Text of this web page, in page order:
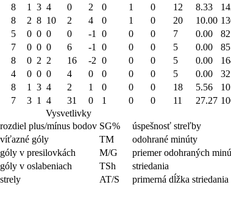
8 1 3 4 0 2 0 1 0 12 8.33
8 2 8 10 2 4 0 1 0 20 10.00
5 0 0 0 0 -1 0 0 0 7 0.00
7 0 0 0 6 -1 0 0 0 5 0.00
8 0 2 2 16 -2 0 0 0 5 0.00
4 0 0 0 4 0 0 0 0 5 0.00
8 1 3 4 2 1 0 0 0 18 5.56
7 3 1 4 31 0 1 0 0 11 27.27
Vysvetlivky
rozdiel plus/mínus bodov SG%
úspešnosť streľby
víťazné góly TM
odohrané minúty
góly v presilovkách M/G
priemer odohraných
góly v oslabeniach TSh
striedania
strely AT/S primerná dĺžka striedania